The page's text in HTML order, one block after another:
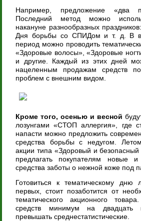
Например, предложение «два
Последний метод можно
накануне разнообразных
Дня борьбы со СПИДом и т. д. В
период можно проводить
«Здоровые волосы», «Здоровые
и другие. Каждый из этих дней
нацеленным продажам средств
проблем с внешним видом.
Кроме того, осенью и весной
лозунгами «СТОП аллергия», где
напасти можно предложить
средства борьбы с недугом.
акции типа «Здоровый и безопасный
предлагать покупателям новые и
средства заботы о нежной коже под
Готовиться к тематическому дню
первых, стоит позаботится от
тематического акционного
средств минимум на двадцать
превышать среднестатистические.